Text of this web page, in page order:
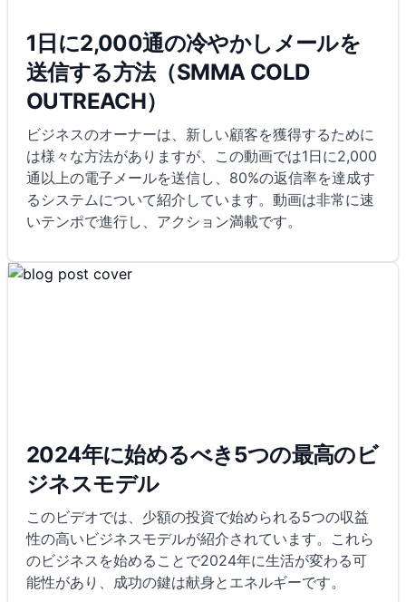
1日に2,000通の冷やかしメールを
送信する方法（SMMA COLD
OUTREACH）
ビジネスのオーナーは、新しい顧客を獲得するために
は様々な方法がありますが、この動画では1日に2,000
通以上の電子メールを送信し、80%の返信率を達成す
るシステムについて紹介しています。動画は非常に速
いテンポで進行し、アクション満載です。
2024年に始めるべき5つの最高のビ
ジネスモデル
このビデオでは、少額の投資で始められる5つの収益
性の高いビジネスモデルが紹介されています。これら
のビジネスを始めることで2024年に生活が変わる可
能性があり、成功の鍵は献身とエネルギーです。